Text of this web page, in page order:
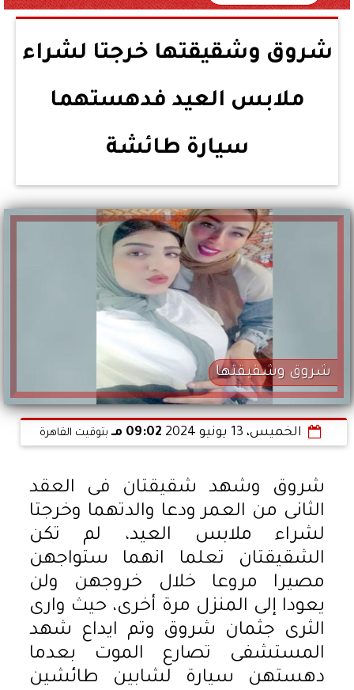
شروق وشقيقتها خرجتا لشراء
ملابس العيد فدهستهما
سيارة طائشة
شروق وشقيقتها
الخميس، 13 يونيو 2024 09:02 مـ بتوقيت القاهرة
شروق وشهد شقيقتان فى العقد
الثانى من العمر ودعا والدتهما وخرجتا
لشراء ملابس العيد، لم تكن
الشقيقتان تعلما انهما ستواجهن
مصيرا مروعا خلال خروجهن ولن
يعودا إلى المنزل مرة أخرى، حيث وارى
الثرى جثمان شروق وتم ايداع شهد
المستشفى تصارع الموت بعدما
دهستهن سيارة لشابين طائشين